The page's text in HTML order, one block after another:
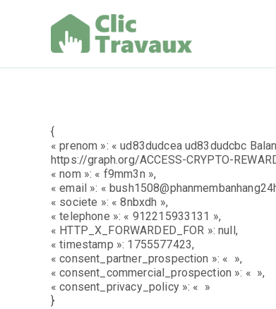
{
« prenom »: « ud83dudcea ud83dudcbc
https://graph.org/ACCESS-CRYPTO-
« nom »: « f9mm3n »,
« email »: «
« societe »: « 8nbxdh »,
« telephone »: « 912215933131 »,
« HTTP_X_FORWARDED_FOR »: null,
« timestamp »: 1755577423,
« consent_partner_prospection »: « »,
« consent_commercial_prospection »: « »,
« consent_privacy_policy »: « »
}